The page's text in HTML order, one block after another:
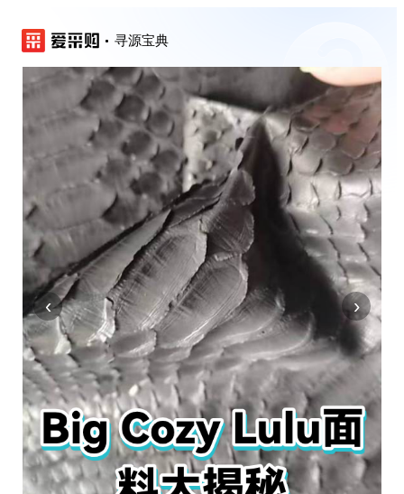
寻源宝典
‹ ›